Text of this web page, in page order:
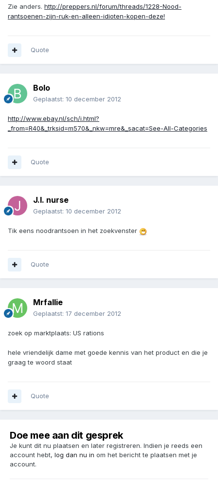
Zie anders. http://preppers.nl/forum/threads/1228-Nood-
rantsoenen-zijn-ruk-en-alleen-idioten-kopen-deze!
Quote
Bolo
Geplaatst: 10 december 2012
http://www.ebay.nl/sch/i.html?
_from=R40&_trksid=m570&_nkw=mre&_sacat=See-All-Categories
Quote
J.I. nurse
Geplaatst: 10 december 2012
Tik eens noodrantsoen in het zoekvenster
Quote
Mrfallie
Geplaatst: 17 december 2012
zoek op marktplaats: US rations
hele vriendelijk dame met goede kennis van het product en die je
graag te woord staat
Quote
Doe mee aan dit gesprek
Je kunt dit nu plaatsen en later registreren. Indien je reeds een
account hebt, log dan nu in om het bericht te plaatsen met je
account.